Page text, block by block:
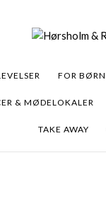
FOR BØRN
& MØDELOKALER
TAKE AWAY